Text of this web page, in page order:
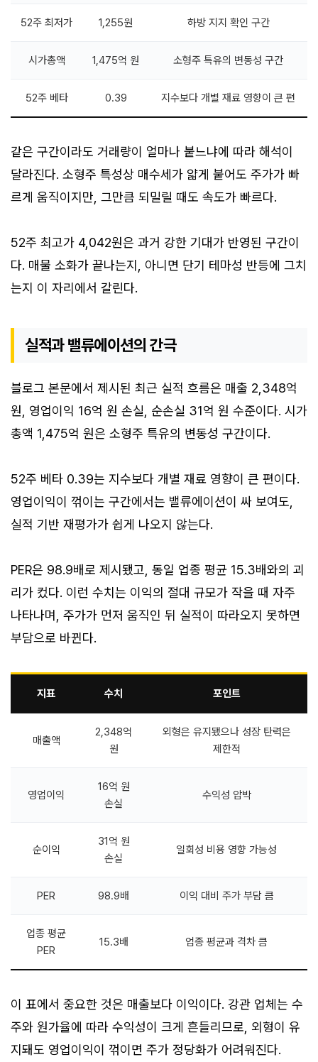
52주 최저가 1,255원 하방 지지 확인 구간
시가총액 1,475억 원 소형주 특유의 변동성 구간
52주 베타 0.39 지수보다 개별 재료 영향이 큰 편
같은 구간이라도 거래량이 얼마나 붙느냐에 따라 해석이
달라진다. 소형주 특성상 매수세가 얇게 붙어도 주가가 빠
르게 움직이지만, 그만큼 되밀릴 때도 속도가 빠르다.
52주 최고가 4,042원은 과거 강한 기대가 반영된 구간이
다. 매물 소화가 끝나는지, 아니면 단기 테마성 반등에 그치
는지 이 자리에서 갈린다.
실적과 밸류에이션의 간극
블로그 본문에서 제시된 최근 실적 흐름은 매출 2,348억
원, 영업이익 16억 원 손실, 순손실 31억 원 수준이다. 시가
총액 1,475억 원은 소형주 특유의 변동성 구간이다.
52주 베타 0.39는 지수보다 개별 재료 영향이 큰 편이다.
영업이익이 꺾이는 구간에서는 밸류에이션이 싸 보여도,
실적 기반 재평가가 쉽게 나오지 않는다.
PER은 98.9배로 제시됐고, 동일 업종 평균 15.3배와의 괴
리가 컸다. 이런 수치는 이익의 절대 규모가 작을 때 자주
나타나며, 주가가 먼저 움직인 뒤 실적이 따라오지 못하면
부담으로 바뀐다.
지표 수치 포인트
매출액
2,348억
원
외형은 유지됐으나 성장 탄력은
제한적
영업이익
16억 원
손실
수익성 압박
순이익
31억 원
손실
일회성 비용 영향 가능성
PER 98.9배 이익 대비 주가 부담 큼
업종 평균
PER
15.3배 업종 평균과 격차 큼
이 표에서 중요한 것은 매출보다 이익이다. 강관 업체는 수
주와 원가율에 따라 수익성이 크게 흔들리므로, 외형이 유
지돼도 영업이익이 꺾이면 주가 정당화가 어려워진다.